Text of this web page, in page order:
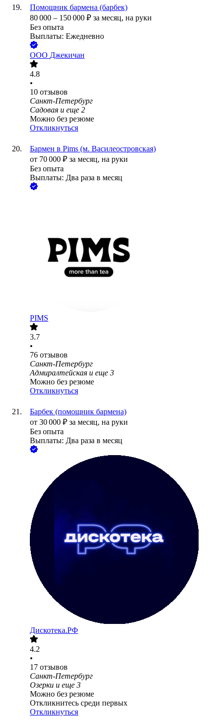
Помощник бармена (барбек)
80 000 – 150 000 ₽ за месяц, на руки
Без опыта
Выплаты: Ежедневно
ООО Джекичан
4.8
•
10 отзывов
Санкт-Петербург
Садовая и еще 2
Можно без резюме
Откликнуться
Бармен в Pims (м. Василеостровская)
от 70 000 ₽ за месяц, на руки
Без опыта
Выплаты: Два раза в месяц
PIMS
3.7
•
76 отзывов
Санкт-Петербург
Адмиралтейская и еще 3
Можно без резюме
Откликнуться
Барбек (помощник бармена)
от 30 000 ₽ за месяц, на руки
Без опыта
Выплаты: Два раза в месяц
Дискотека.РФ
4.2
•
17 отзывов
Санкт-Петербург
Озерки и еще 3
Можно без резюме
Откликнитесь среди первых
Откликнуться